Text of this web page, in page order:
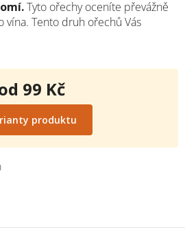
Tyto ořechy oceníte převážně
Tento druh ořechů Vás
99 Kč
produktu